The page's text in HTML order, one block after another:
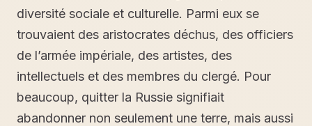
diversité sociale et culturelle. Parmi eux se
trouvaient des aristocrates déchus, des officiers
de l’armée impériale, des artistes, des
intellectuels et des membres du clergé. Pour
beaucoup, quitter la Russie signifiait
abandonner non seulement une terre, mais aussi